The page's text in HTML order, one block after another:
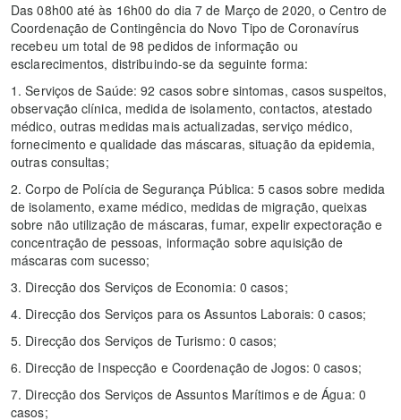
Das 08h00 até às 16h00 do dia 7 de Março de 2020, o Centro de
Coordenação de Contingência do Novo Tipo de Coronavírus
recebeu um total de 98 pedidos de informação ou
esclarecimentos, distribuindo-se da seguinte forma:
1. Serviços de Saúde: 92 casos sobre sintomas, casos suspeitos,
observação clínica, medida de isolamento, contactos, atestado
médico, outras medidas mais actualizadas, serviço médico,
fornecimento e qualidade das máscaras, situação da epidemia,
outras consultas;
2. Corpo de Polícia de Segurança Pública: 5 casos sobre medida
de isolamento, exame médico, medidas de migração, queixas
sobre não utilização de máscaras, fumar, expelir expectoração e
concentração de pessoas, informação sobre aquisição de
máscaras com sucesso;
3. Direcção dos Serviços de Economia: 0 casos;
4. Direcção dos Serviços para os Assuntos Laborais: 0 casos;
5. Direcção dos Serviços de Turismo: 0 casos;
6. Direcção de Inspecção e Coordenação de Jogos: 0 casos;
7. Direcção dos Serviços de Assuntos Marítimos e de Água: 0
casos;